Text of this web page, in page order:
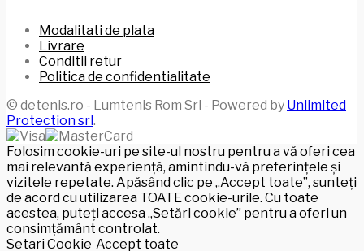
Modalitati de plata
Livrare
Conditii retur
Politica de confidentialitate
© detenis.ro - Lumtenis Rom Srl - Powered by Unlimited
Protection srl .
Folosim cookie-uri pe site-ul nostru pentru a vă oferi cea
mai relevantă experiență, amintindu-vă preferințele și
vizitele repetate. Apăsând clic pe „Accept toate”, sunteți
de acord cu utilizarea TOATE cookie-urile. Cu toate
acestea, puteți accesa „Setări cookie” pentru a oferi un
consimțământ controlat.
Setari Cookie Accept toate